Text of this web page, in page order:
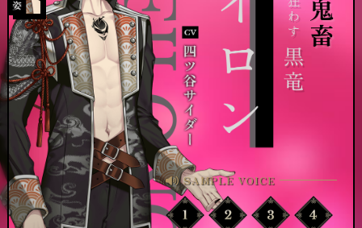
お知らせを受け取る
プロフィール等に表示する
SAMPLE VOICE